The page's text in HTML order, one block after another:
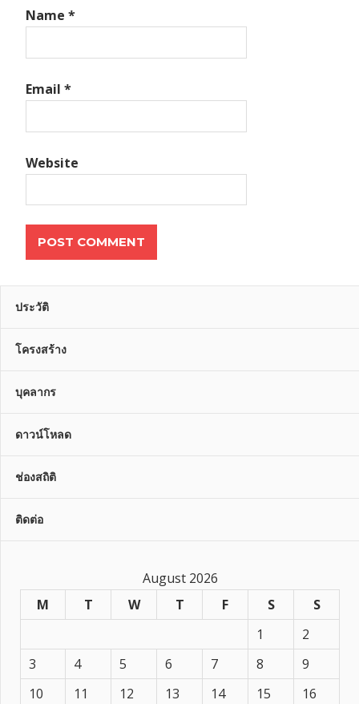
Name *
Email *
Website
ประวัติ
โครงสร้าง
บุคลากร
ดาวน์โหลด
ช่องสถิติ
ติดต่อ
August 2026
M
T W T F S S
1
2
3
4 5 6 7 8
9
10
11 12 13 14 15
16